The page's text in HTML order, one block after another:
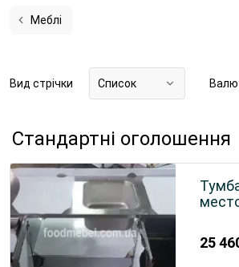
Меблі
Вид стрічки Список
Стандартні оголошення
25